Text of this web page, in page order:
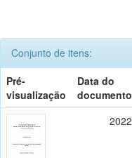
Conjunto de itens:
Pré-
visualização
Data do
documento
2022